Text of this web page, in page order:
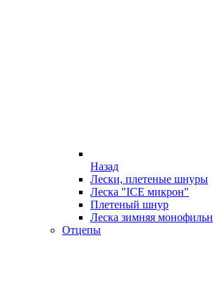
Назад
Лески, плетеные шнуры
Леска "ICE микрон"
Плетеный шнур
Леска зимняя
Отцепы